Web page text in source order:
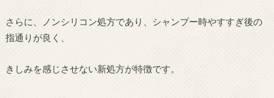
さらに、ノンシリコン処方であり、シャンプー時やすすぎ後の
指通りが良く、
きしみを感じさせない新処方が特徴です。